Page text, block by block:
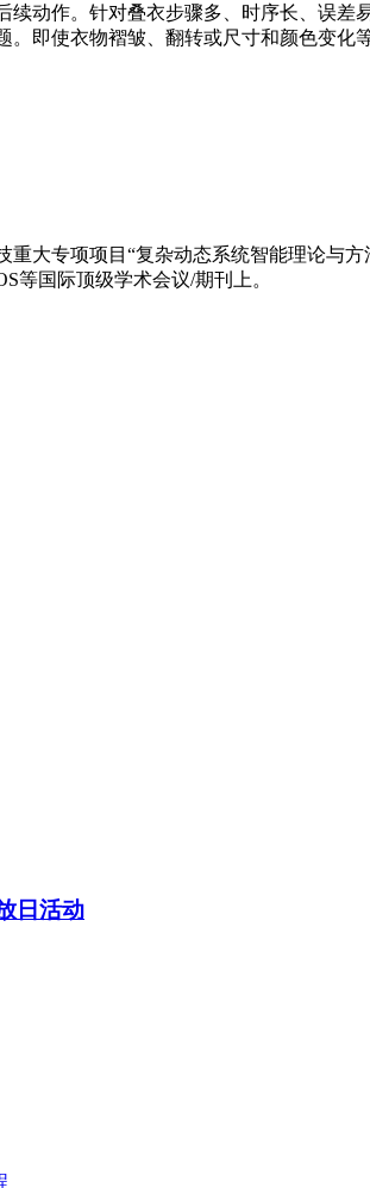
动作。针对叠衣步骤多、时序长、误差
即使衣物褶皱、翻转或尺寸和颜色变化
大专项项目“复杂动态系统智能理论与
等国际顶级学术会议/期刊上。
日活动